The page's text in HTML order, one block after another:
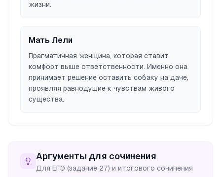
жизни.
Мать Лели
Прагматичная женщина, которая ставит
комфорт выше ответственности. Именно она
принимает решение оставить собаку на даче,
проявляя равнодушие к чувствам живого
существа.
Аргументы для сочинения
Для ЕГЭ (задание 27) и итогового сочинения